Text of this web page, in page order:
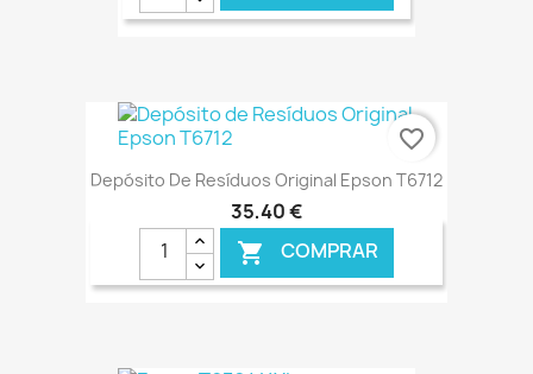
€ ONLINE
Depósito De Resíduos Original Epson T6712
35,40 €
 COMPRAR
favorite_border